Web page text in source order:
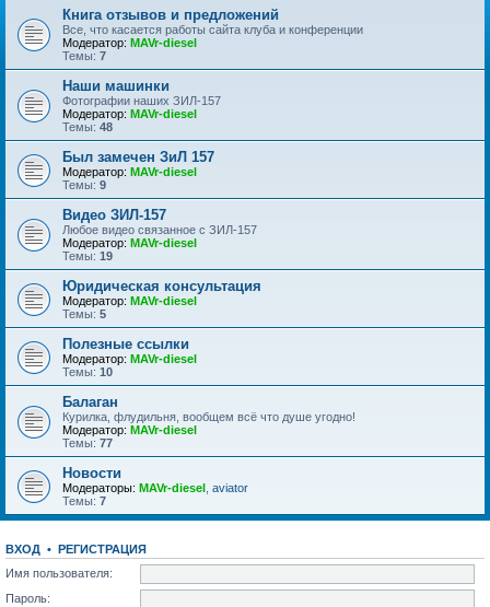
Книга отзывов и предложений
Все, что касается работы сайта клуба и конференции
Модератор: MAVr-diesel
Темы: 7
Наши машинки
Фотографии наших ЗИЛ-157
Модератор: MAVr-diesel
Темы: 48
Был замечен ЗиЛ 157
Модератор: MAVr-diesel
Темы: 9
Видео ЗИЛ-157
Любое видео связанное с ЗИЛ-157
Модератор: MAVr-diesel
Темы: 19
Юридическая консультация
Модератор: MAVr-diesel
Темы: 5
Полезные ссылки
Модератор: MAVr-diesel
Темы: 10
Балаган
Курилка, флудильня, вообщем всё что душе угодно!
Модератор: MAVr-diesel
Темы: 77
Новости
Модераторы: MAVr-diesel aviator
Темы: 7
ВХОД • РЕГИСТРАЦИЯ
Имя пользователя:
Пароль: